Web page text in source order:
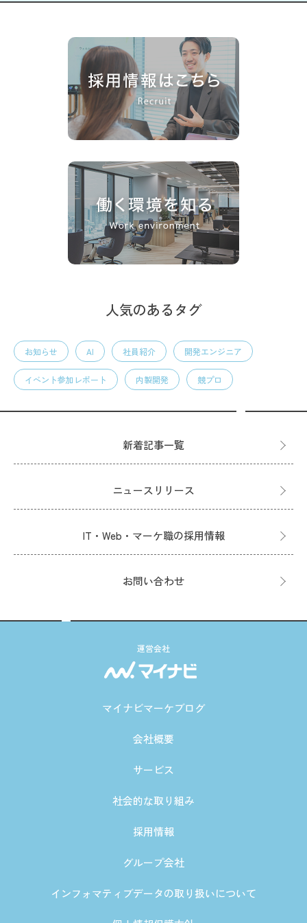
人気のあるタグ
お知らせ AI 社員紹介 開発エンジニア
イベント参加レポート 内製開発 競プロ
新着記事一覧
ニュースリリース
IT・Web・マーケ職の採用情報
お問い合わせ
運営会社
マイナビマーケブログ
会社概要
サービス
社会的な取り組み
採用情報
グループ会社
インフォマティブデータの取り扱いについて